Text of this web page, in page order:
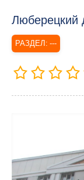
Люберецкий
---